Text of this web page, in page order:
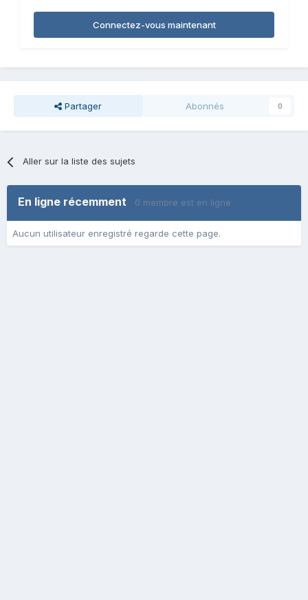
Connectez-vous maintenant
Partager Abonnés 0
Aller sur la liste des sujets
En ligne récemment 0 membre est en ligne
Aucun utilisateur enregistré regarde cette page.